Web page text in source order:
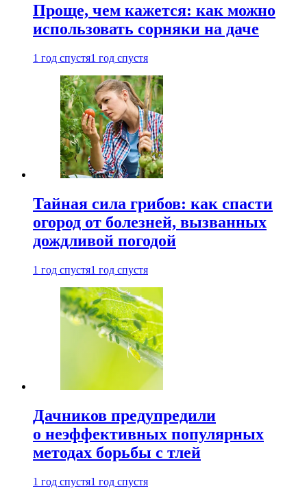
Проще, чем кажется: как можно
использовать сорняки на даче
1 год спустя1 год спустя
Тайная сила грибов: как спасти
огород от болезней, вызванных
дождливой погодой
1 год спустя1 год спустя
Дачников предупредили
о неэффективных популярных
методах борьбы с тлей
1 год спустя1 год спустя